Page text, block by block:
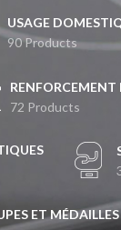
USAGE
90 Products
RENFORCEMENT
72 Products
ET MÉDAILLES